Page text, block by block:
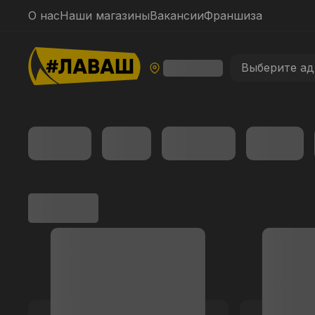
О насНаши магазиныВакансииФраншиза
Выберите